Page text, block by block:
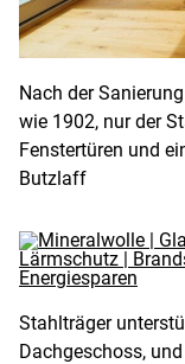
Nach der
wie 1902, nur der
Fenstertüren und
Butzlaff
Stahlträger
Dachgeschoss,